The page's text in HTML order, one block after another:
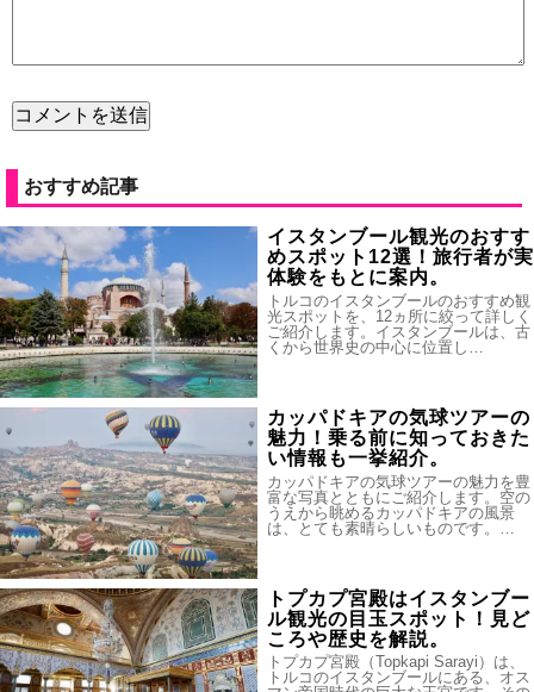
おすすめ記事
イスタンブール観光のおすす
めスポット12選！旅行者が実
体験をもとに案内。
トルコのイスタンブールのおすすめ観
光スポットを、12ヵ所に絞って詳しく
ご紹介します。イスタンブールは、古
くから世界史の中心に位置し…
カッパドキアの気球ツアーの
魅力！乗る前に知っておきた
い情報も一挙紹介。
カッパドキアの気球ツアーの魅力を豊
富な写真とともにご紹介します。空の
うえから眺めるカッパドキアの風景
は、とても素晴らしいものです。…
トプカプ宮殿はイスタンブー
ル観光の目玉スポット！見ど
ころや歴史を解説。
トプカプ宮殿（Topkapi Sarayi）は、
トルコのイスタンブールにある、オス